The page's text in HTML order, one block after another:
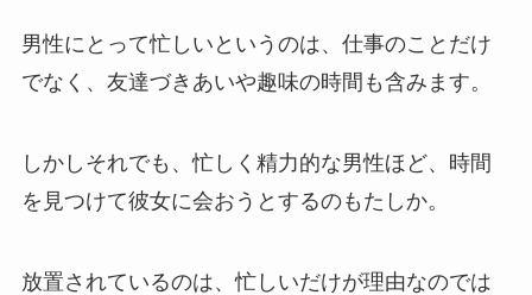
男性にとって忙しいというのは、仕事のことだけ
でなく、友達づきあいや趣味の時間も含みます。
しかしそれでも、忙しく精力的な男性ほど、時間
を見つけて彼女に会おうとするのもたしか。
放置されているのは、忙しいだけが理由なのでは